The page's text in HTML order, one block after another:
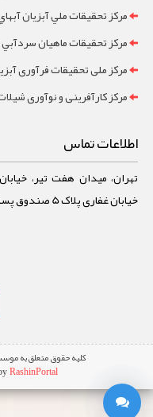
مرکز تحقيقات ملي آبزيان
مرکز تحقيقات ماهيان
مرکز ملی تحقیقات فرآوری
مرکز کارآفرینی و نوآوری
اطلاعات تماس
تهران، میدان هفت تیر،
خیابان غفاری پلاک 5 صندوق پستی: 15745-133 و کد پستی: 1588733111
کلیه حقوق متعلق به
RashinPortal